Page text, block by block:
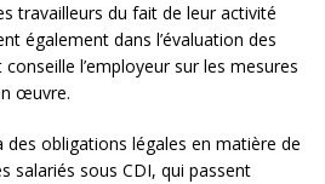
travailleurs du fait de leur activité
également dans l’évaluation des
l’employeur sur les mesures
œuvre.
des obligations légales en matière de
salariés sous CDI, qui passent